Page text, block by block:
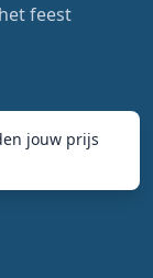
feest
jouw prijs